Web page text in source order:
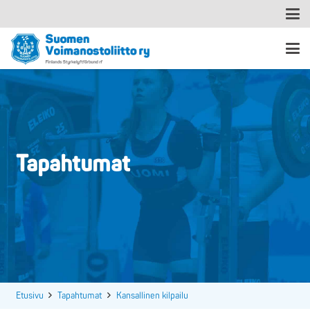
Tapahtumat
Etusivu Tapahtumat Kansallinen kilpailu